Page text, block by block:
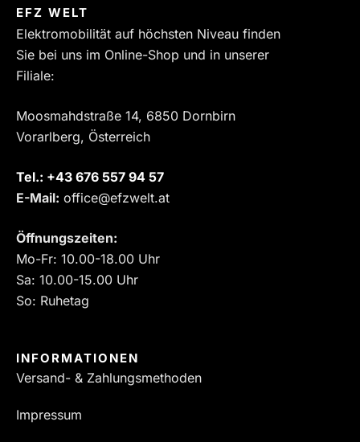
EFZ WELT
Elektromobilität auf höchsten Niveau finden
Sie bei uns im Online-Shop und in unserer
Filiale:
Moosmahdstraße 14, 6850 Dornbirn
Vorarlberg, Österreich
Tel.: ‎+43 676 557 94 57
E-Mail: office@efzwelt.at
Öffnungszeiten:
Mo-Fr: 10.00-18.00 Uhr
Sa: 10.00-15.00 Uhr
So: Ruhetag
INFORMATIONEN
Versand- & Zahlungsmethoden
Impressum